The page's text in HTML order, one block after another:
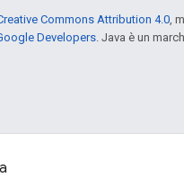
Commons Attribution 4.0 ,
Developers . Java è un